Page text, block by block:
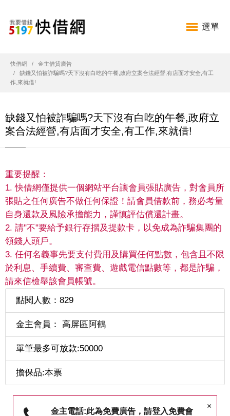
選單
快借網
金主借貸廣告
缺錢又怕被詐騙嗎?天下沒有白吃的午餐,政府立案合法經營,有店面才安全,有工
作,來就借!
缺錢又怕被詐騙嗎?天下沒有白吃的午餐,政府立
案合法經營,有店面才安全,有工作,來就借!
重要提醒：
1. 快借網僅提供一個網站平台讓會員張貼廣告，對會員所
張貼之任何廣告不做任何保證！請會員借款前，務必考量
自身還款及風險承擔能力，謹慎評估償還計畫。
2. 請"不"要給予銀行存摺及提款卡，以免成為詐騙集團的
領錢人頭戶。
3. 任何名義事先要支付費用及購買任何點數，包含且不限
於利息、手續費、審查費、遊戲電信點數等，都是詐騙，
請來信檢舉該會員帳號。
點閱人數：829
金主會員： 高屏區阿鶴
單筆最多可放款:50000
擔保品:本票
×
金主電話:此為免費廣告，請登入免費會